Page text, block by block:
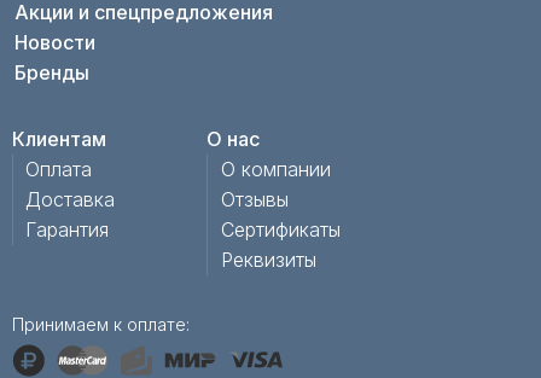
Акции и спецпредложения
Новости
Бренды
Клиентам
Оплата
Доставка
Гарантия
О нас
О компании
Отзывы
Сертификаты
Реквизиты
Принимаем к оплате: